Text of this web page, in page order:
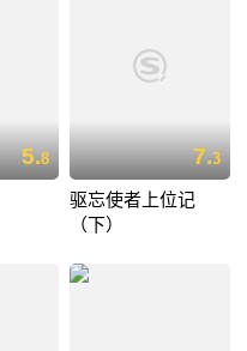
5.8 7.3
驱忘使者上位记
（下）